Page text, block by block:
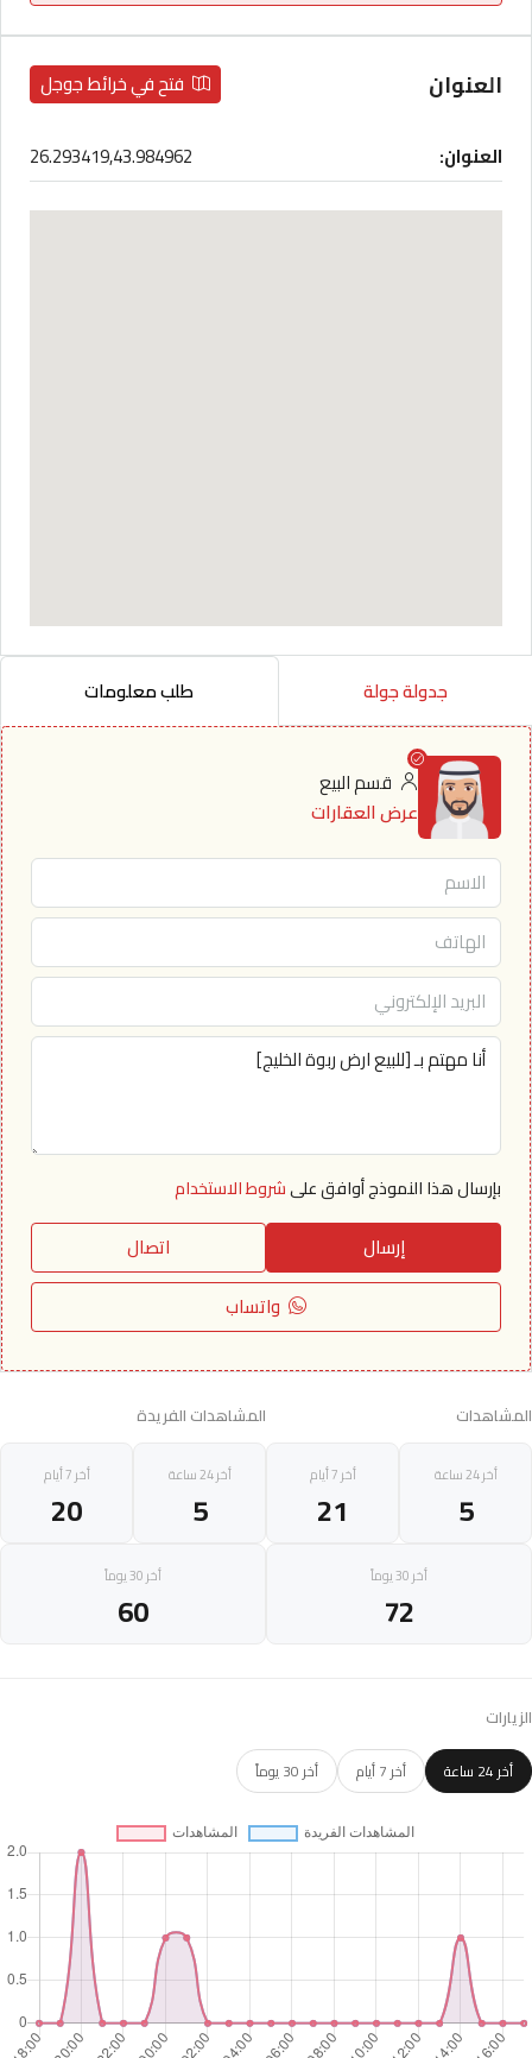
العنوان فتح في خرائط جوجل
العنوان: 26.293419,43.984962
جدولة جولة طلب معلومات
قسم البيع
عرض العقارات
بإرسال هذا النموذج أوافق علىشروط الاستخدام
إرسال
اتصال
واتساب
المشاهدات
أخر 24 ساعة
5
أخر 7 أيام
21
أخر 30 يوماً
72
المشاهدات الفريدة
أخر 24 ساعة
5
أخر 7 أيام
20
أخر 30 يوماً
60
الزيارات
أخر 24 ساعة أخر 7 أيام أخر 30 يوماً